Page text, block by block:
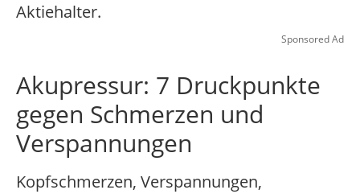
Aktiehalter.
Sponsored Ad
Akupressur: 7 Druckpunkte
gegen Schmerzen und
Verspannungen
Kopfschmerzen, Verspannungen,